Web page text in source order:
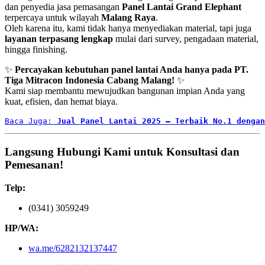
dan penyedia jasa pemasangan Panel Lantai Grand Elephant
terpercaya untuk wilayah Malang Raya.
Oleh karena itu, kami tidak hanya menyediakan material, tapi juga
layanan terpasang lengkap mulai dari survey, pengadaan material,
hingga finishing.
✨ Percayakan kebutuhan panel lantai Anda hanya pada PT.
Tiga Mitracon Indonesia Cabang Malang! ✨
Kami siap membantu mewujudkan bangunan impian Anda yang
kuat, efisien, dan hemat biaya.
Baca Juga: Jual Panel Lantai 2025 – Terbaik No.1 dengan
Langsung Hubungi Kami untuk Konsultasi dan
Pemesanan!
Telp:
(0341) 3059249
HP/WA:
wa.me/6282132137447